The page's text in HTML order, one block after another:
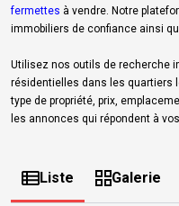
fermettes à vendre. Notre
immobiliers de confiance ainsi
Utilisez nos outils de recherche
résidentielles dans les quartiers
type de propriété, prix,
les annonces qui répondent à
Liste Galerie